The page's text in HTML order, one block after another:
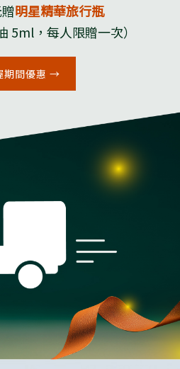
明星精華旅行瓶
5ml，每人限贈一次）
期間優惠 →